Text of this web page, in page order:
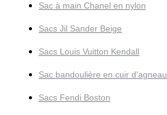
Sac à main Chanel en nylon
Sacs Jil Sander Beige
Sacs Louis Vuitton Kendall
Sac bandoulière en cuir d'agneau
Sacs Fendi Boston